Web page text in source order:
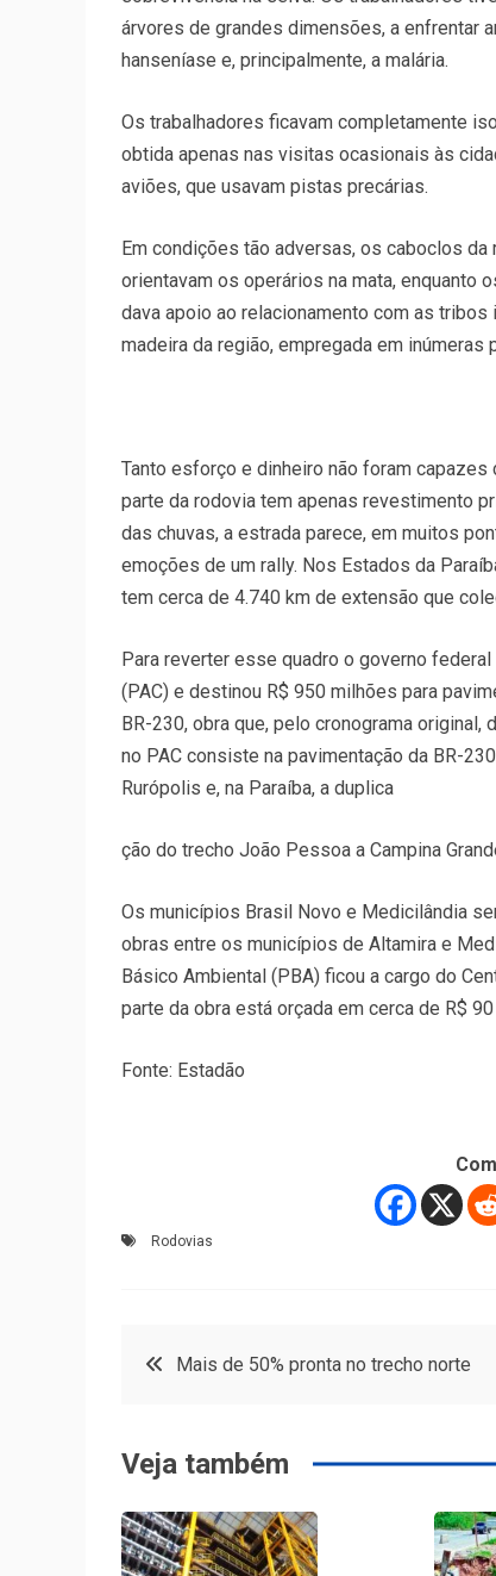
árvores de grandes dimensões, a enfrentar
hanseníase e, principalmente, a malária.
Os trabalhadores ficavam completamente
obtida apenas nas visitas ocasionais às
aviões, que usavam pistas precárias.
Em condições tão adversas, os caboclos
orientavam os operários na mata, enquanto
dava apoio ao relacionamento com as
madeira da região, empregada em inúmeras
Tanto esforço e dinheiro não foram
parte da rodovia tem apenas revestimento
das chuvas, a estrada parece, em muitos
emoções de um rally. Nos Estados da
tem cerca de 4.740 km de extensão que
Para reverter esse quadro o governo
(PAC) e destinou R$ 950 milhões para
BR-230, obra que, pelo cronograma
no PAC consiste na pavimentação da BR-
Rurópolis e, na Paraíba, a duplica
ção do trecho João Pessoa a Campina
Os municípios Brasil Novo e Medicilândia
obras entre os municípios de Altamira e
Básico Ambiental (PBA) ficou a cargo do
parte da obra está orçada em cerca de R$
Fonte: Estadão
Rodovias
Navegação
Post
Mais de 50% pronta no trecho norte
Veja também